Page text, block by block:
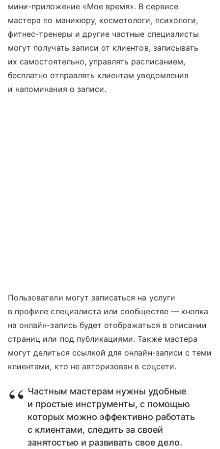
мини-приложение «Мое время». В сервисе
мастера по маникюру, косметологи, психологи,
фитнес-тренеры и другие частные специалисты
могут получать записи от клиентов, записывать
их самостоятельно, управлять расписанием,
бесплатно отправлять клиентам уведомления
и напоминания о записи.
Пользователи могут записаться на услуги
в профиле специалиста или сообществе — кнопка
на онлайн-запись будет отображаться в описании
страниц или под публикациями. Также мастера
могут делиться ссылкой для онлайн-записи с теми
клиентами, кто не авторизован в соцсети.
Частным мастерам нужны удобные
и простые инструменты, с помощью
которых можно эффективно работать
с клиентами, следить за своей
занятостью и развивать свое дело.